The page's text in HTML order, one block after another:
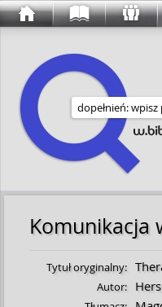
Komunikacja
Tytuł oryginalny:
Autor: